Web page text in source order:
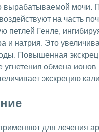
вырабатываемой мочи.
на часть
петлей Генле,
и натрия. Это
Повышенная
угнетения обмена ионов
экскрецию
для лечения